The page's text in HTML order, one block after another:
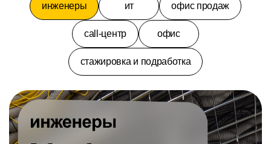
инженеры ит офис продаж
call-центр офис
стажировка и подработка